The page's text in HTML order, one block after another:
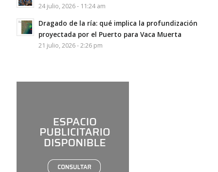
24 julio, 2026 - 11:24 am
Dragado de la ría: qué implica la profundización
proyectada por el Puerto para Vaca Muerta
21 julio, 2026 - 2:26 pm